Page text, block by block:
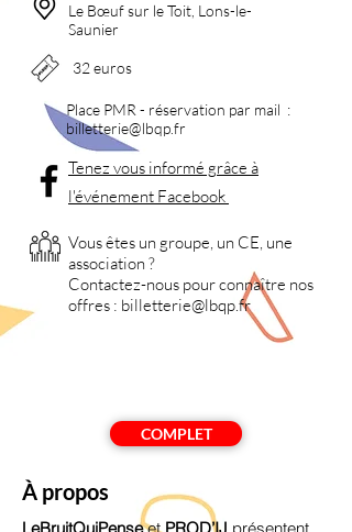
Le Bœuf sur le Toit, Lons-le-
Saunier
32 euros
Place PMR - réservation par mail :
billetterie@lbqp.fr
Tenez vous informé grâce à
l'événement Facebook
Vous êtes un groupe, un CE, une
association ?
Contactez-nous pourconnaître nos
offres : billetterie@lbqp.fr
COMPLET
À propos